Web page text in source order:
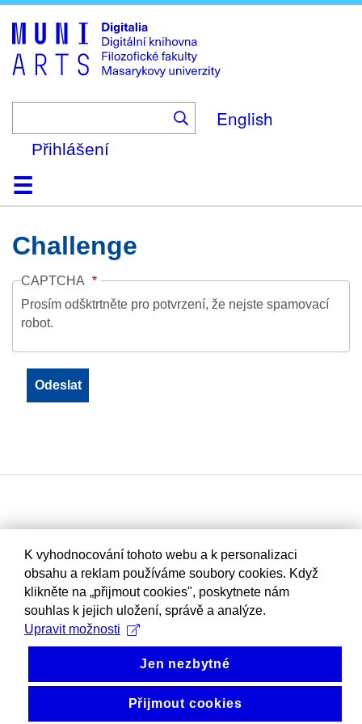
to
main
content
English
Přihlášení
DomůKolekce
Prohlížení
Vyhledávání
O platformě
Nápověda
KontaktDigitalia
Challenge
CAPTCHA
Prosím odšktrtněte pro potvrzení, že nejste spamovací
robot.
K vyhodnocování tohoto webu a k personalizaci
obsahu a reklam používáme soubory cookies. Když
klikněte na „přijmout cookies", poskytnete nám
souhlas k jejich uložení, správě a analýze.
Upravit možnosti
Jen nezbytné
Přijmout cookies